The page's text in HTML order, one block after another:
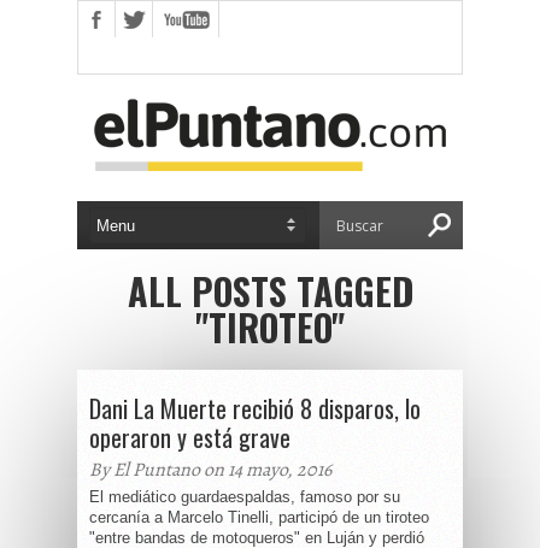
ALL POSTS TAGGED
"TIROTEO"
Dani La Muerte recibió 8 disparos, lo
operaron y está grave
By El Puntano on 14 mayo, 2016
El mediático guardaespaldas, famoso por su
cercanía a Marcelo Tinelli, participó de un tiroteo
"entre bandas de motoqueros" en Luján y perdió